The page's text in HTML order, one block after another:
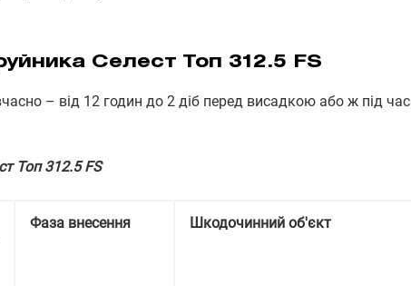
Селест Топ 312.5 FS
– від 12 годин до 2 діб перед висадкою або ж під час
Топ 312.5 FS
Фаза внесення Шкодочинний об'єкт